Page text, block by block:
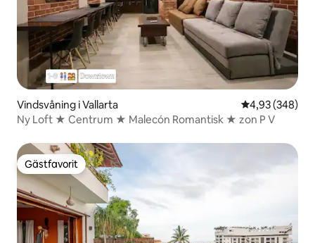
Vindsvåning i Vallarta 4,93 av 5 i
4,93 (348)
Ny Loft ★ Centrum ★ Malecón Romantisk ★ zon P V
Gästfavorit
Gästfavorit